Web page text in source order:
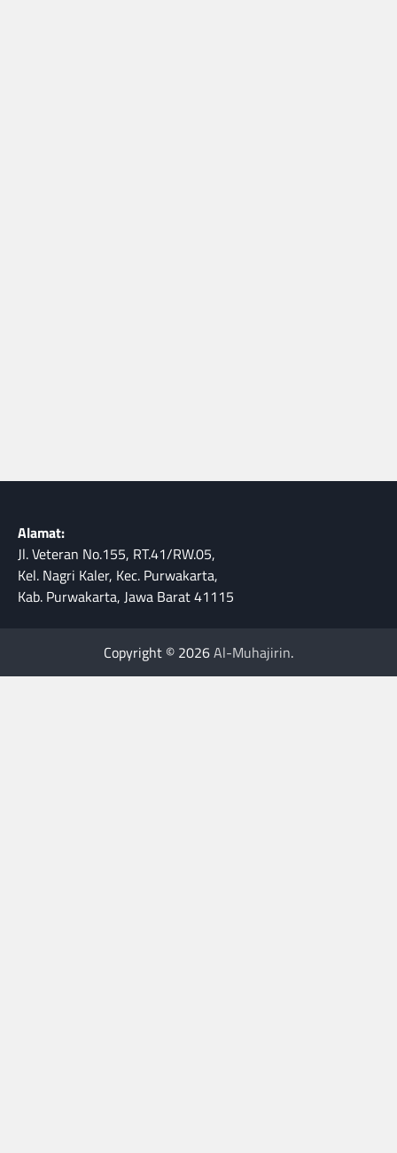
Alamat:
Jl. Veteran No.155, RT.41/RW.05,
Kel. Nagri Kaler, Kec. Purwakarta,
Kab. Purwakarta, Jawa Barat 41115
Copyright © 2026Al-Muhajirin.